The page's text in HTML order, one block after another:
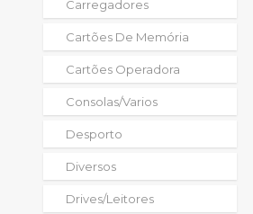
Carregadores
Cartões De Memória
Cartões Operadora
Consolas/varios
Desporto
Diversos
Drives/leitores